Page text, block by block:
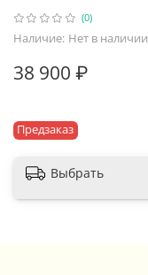
(0)
Наличие: Нет в наличии
Предзаказ
38 900 ₽
Выбрать